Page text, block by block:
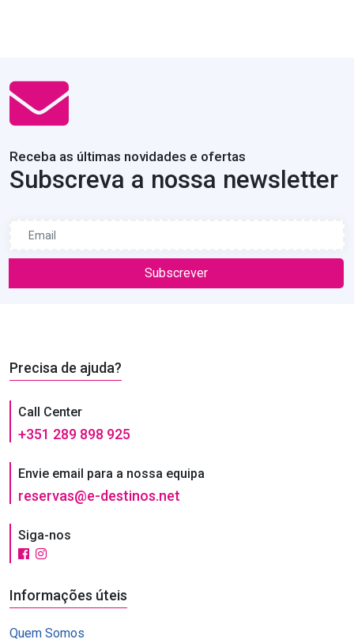
Receba as últimas novidades e ofertas
Subscreva a nossa newsletter
Subscrever
Precisa de ajuda?
Call Center
+351 289 898 925
Envie email para a nossa equipa
reservas@e-destinos.net
Siga-nos
Informações úteis
Quem Somos